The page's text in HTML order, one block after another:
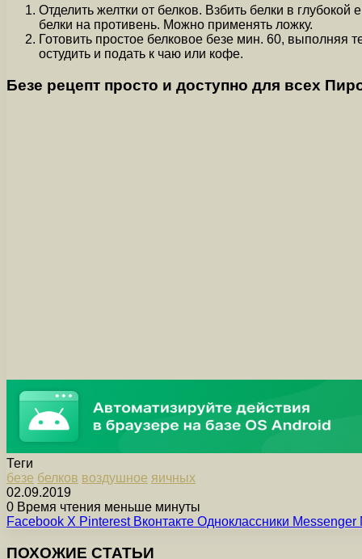
Отделить желтки от белков. Взбить белки в
белки на противень. Можно применять ложку.
Готовить простое белковое безе мин. 60, выполняя
остудить и подать к чаю или кофе.
Безе рецепт просто и доступно для всех
Теги
безе белков воздушное яичных
02.09.2019
0 Время чтения меньше минуты
Facebook X Pinterest Вконтакте Одноклассники Messenger
ПОХОЖИЕ СТАТЬИ